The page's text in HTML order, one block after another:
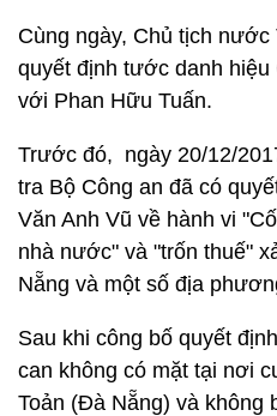
Cùng ngày, Chủ tịch
quyết định tước danh hiệu
với Phan Hữu Tuấn.
Trước đó, ngày 20/12/
tra Bộ Công an đã có
Văn Anh Vũ về hành vi
nhà nước" và "trốn thuế"
Nẵng và một số địa
Sau khi công bố quyết
can không có mặt tại nơi
Toản (Đà Nẵng) và không